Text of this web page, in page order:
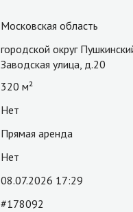
Московская область
городской округ
Заводская улица, д.20
320 м²
Нет
Прямая аренда
Нет
08.07.2026 17:29
#178092